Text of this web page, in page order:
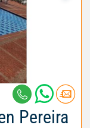
Pereira